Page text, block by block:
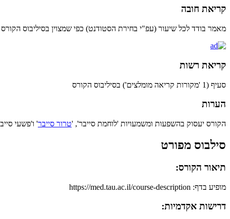
קריאת חובה
מאמר בודד לכל שיעור (עפ"י בחירת הסטודנט) כפי שמצוין בסיליבוס הקורס
קריאת רשות
סעיף (1 'מקורות קריאה מומלצים') בסיליבוס הקורס
הערות
הקורס יעסוק בהשפעות ומשמעויות 'לוחמת סייבר', 'טרור סייבר' ו'פשעי
סילבוס מפורט
תיאור הקורס:
מופיע בדף: https://med.tau.ac.il/course-description
דרישות אקדמיות: